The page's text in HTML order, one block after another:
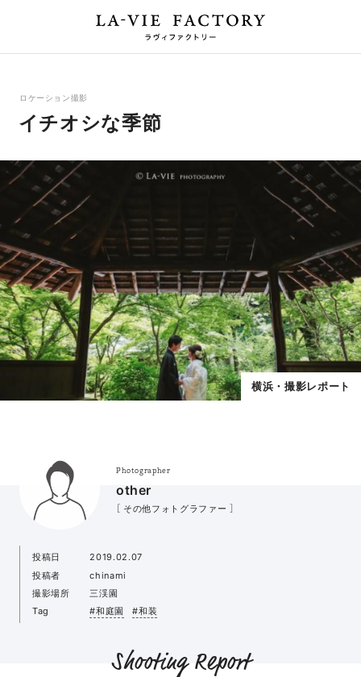
ロケーション撮影
イチオシな季節
横浜・撮影レポート
Photographer
other
［ その他フォトグラファー ］
投稿日
2019.02.07
投稿者
chinami
撮影場所
三渓園
Tag
#和庭園 #和装
Shooting Report